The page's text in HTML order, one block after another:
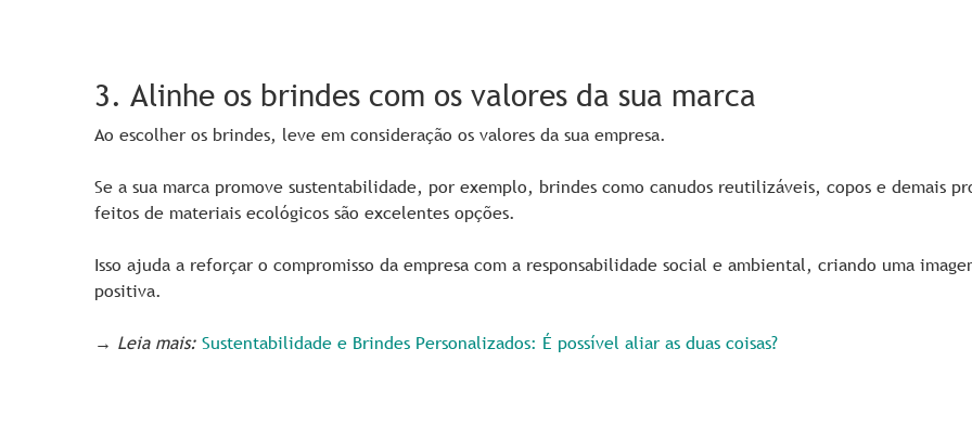
3. Alinhe os brindes com os valores da sua marca
Ao escolher os brindes, leve em consideração os valores da sua empresa.
Se a sua marca promove sustentabilidade, por exemplo, brindes como canudos reutilizáveis, copos e demais
feitos de materiais ecológicos são excelentes opções.
Isso ajuda a reforçar o compromisso da empresa com a responsabilidade social e ambiental, criando uma
positiva.
→ Leia mais: Sustentabilidade e Brindes Personalizados: É possível aliar as duas coisas?